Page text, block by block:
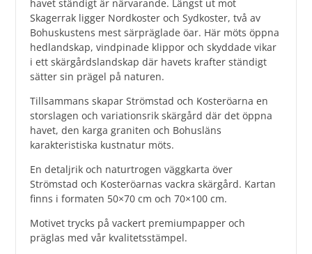
havet ständigt är närvarande. Längst ut mot
Skagerrak ligger Nordkoster och Sydkoster, två av
Bohuskustens mest särpräglade öar. Här möts öppna
hedlandskap, vindpinade klippor och skyddade vikar
i ett skärgårdslandskap där havets krafter ständigt
sätter sin prägel på naturen.
Tillsammans skapar Strömstad och Kosteröarna en
storslagen och variationsrik skärgård där det öppna
havet, den karga graniten och Bohusläns
karakteristiska kustnatur möts.
En detaljrik och naturtrogen väggkarta över
Strömstad och Kosteröarnas vackra skärgård. Kartan
finns i formaten 50×70 cm och 70×100 cm.
Motivet trycks på vackert premiumpapper och
präglas med vår kvalitetsstämpel.